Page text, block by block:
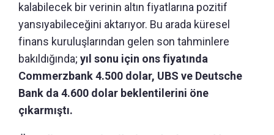
kalabilecek bir verinin altın fiyatlarına pozitif
yansıyabileceğini aktarıyor. Bu arada küresel
finans kuruluşlarından gelen son tahminlere
bakıldığında; yıl sonu için ons fiyatında
Commerzbank 4.500 dolar, UBS ve Deutsche
Bank da 4.600 dolar beklentilerini öne
çıkarmıştı.